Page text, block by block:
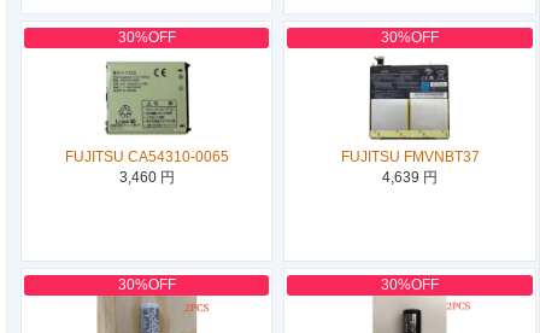
30%OFF
FUJITSU CA54310-0065
3,460 円
30%OFF
FUJITSU FMVNBT37
4,639 円
30%OFF 30%OFF